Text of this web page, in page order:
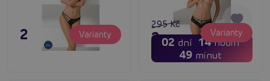
295 Kč Varianty
02 dní 14 hodin
49 minut
295 Kč
236 Kč Varianty